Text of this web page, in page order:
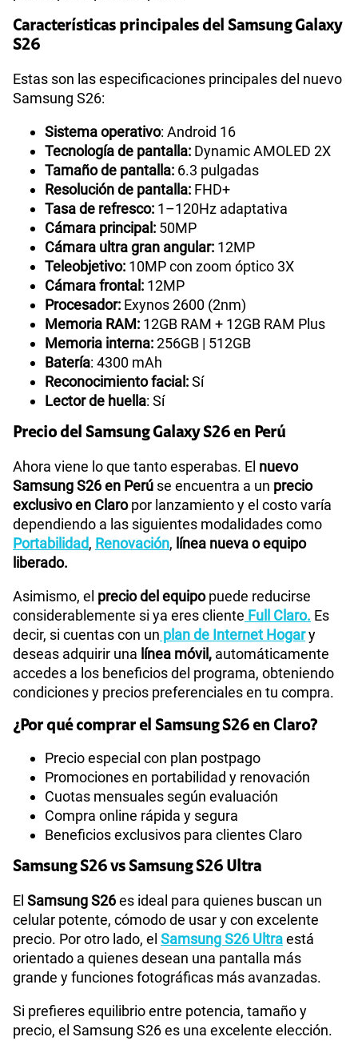
Características principales del Samsung Galaxy
S26
Estas son las especificaciones principales del nuevo
Samsung S26:
Sistema operativo: Android 16
Tecnología de pantalla: Dynamic AMOLED 2X
Tamaño de pantalla: 6.3 pulgadas
Resolución de pantalla: FHD+
Tasa de refresco: 1–120Hz adaptativa
Cámara principal: 50MP
Cámara ultra gran angular: 12MP
Teleobjetivo: 10MP con zoom óptico 3X
Cámara frontal: 12MP
Procesador: Exynos 2600 (2nm)
Memoria RAM: 12GB RAM + 12GB RAM Plus
Memoria interna:256GB | 512GB
Batería: 4300 mAh
Reconocimiento facial:Sí
Lector de huella: Sí
Precio del Samsung Galaxy S26 en Perú
Ahora viene lo que tanto esperabas. El nuevo
Samsung S26 en Perú se encuentra a un precio
exclusivo en Claropor lanzamiento y el costo varía
dependiendo a las siguientes modalidades como
Portabilidad, Renovación, línea nueva o equipo
liberado.
Asimismo, el precio del equipopuede reducirse
considerablemente si ya eres cliente Full Claro. Es
decir, si cuentas con un plan de Internet Hogary
deseas adquirir una línea móvil, automáticamente
accedes a los beneficios del programa, obteniendo
condiciones y precios preferenciales en tu compra.
¿Por qué comprar el Samsung S26 en Claro?
Precio especial con plan postpago
Promociones en portabilidad y renovación
Cuotas mensuales según evaluación
Compra online rápida y segura
Beneficios exclusivos para clientes Claro
Samsung S26 vs Samsung S26 Ultra
El Samsung S26es ideal para quienes buscan un
celular potente, cómodo de usar y con excelente
precio. Por otro lado, el Samsung S26 Ultraestá
orientado a quienes desean una pantalla más
grande y funciones fotográficas más avanzadas.
Si prefieres equilibrio entre potencia, tamaño y
precio, el Samsung S26 es una excelente elección.